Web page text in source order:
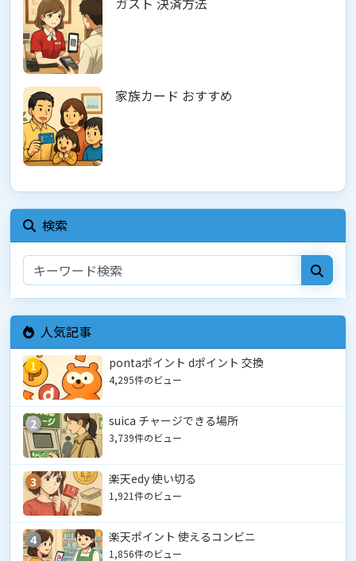
家族カード おすすめ
検索
人気記事
1 pontaポイント dポイント 交換
4,295件のビュー
2 suica チャージできる場所
3,739件のビュー
3 楽天edy 使い切る
1,921件のビュー
4 楽天ポイント 使えるコンビニ
1,856件のビュー